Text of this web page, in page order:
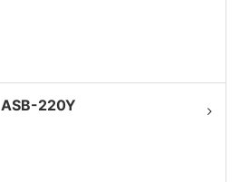
ASB-220Y